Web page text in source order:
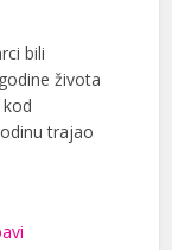
bili
života
trajao